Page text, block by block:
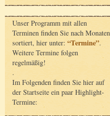
Unser Programm mit allen
Terminen finden Sie nach Monaten
sortiert, hier unter: “Termine”.
Weitere Termine folgen
regelmäßig!
.
Im Folgenden finden Sie hier auf
der Startseite ein paar Highlight-
Termine: